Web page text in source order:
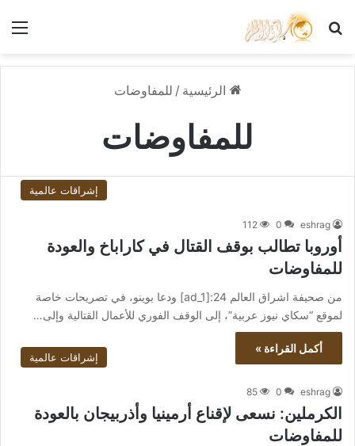
بحث عن
الرئيسية / للمفاوضات
للمفاوضات
إشراقات عالمية
eshrag
0
112
أوروبا تطالب بوقف القتال في كاراباخ والعودة
للمفاوضات
من صحيفة اشراق العالم 24:[ad_1] ودعا بوينو، في تصريحات خاصة
لموقع “سكاي نيوز عربية”، إلى الوقف الفوري للأعمال القتالية وإلى…
أكمل القراءة »
إشراقات عالمية
eshrag
0
85
الكرملين: نسعى لإقناع أرمينيا وأذربيجان بالعودة
للمفاوضات